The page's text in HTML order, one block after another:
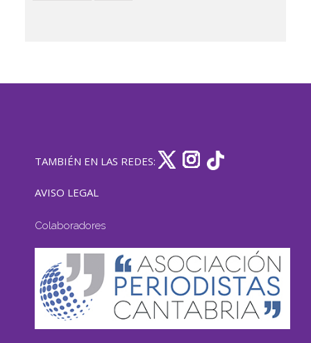
TAMBIÉN EN LAS REDES:
AVISO LEGAL
Colaboradores